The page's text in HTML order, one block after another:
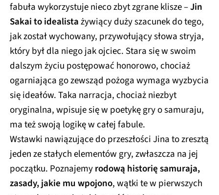
fabuła wykorzystuje nieco zbyt zgrane klisze –Jin
Sakai to idealistażywiący duży szacunek do tego,
jak został wychowany, przywołujący słowa stryja,
który był dla niego jak ojciec. Stara się w swoim
dalszym życiu postępować honorowo, chociaż
ogarniająca go zewsząd pożoga wymaga wyzbycia
się ideałów. Taka narracja, chociaż niezbyt
oryginalna, wpisuje się w poetykę gry o samuraju,
ma też swoją logikę w całej fabule.
Wstawki nawiązujące do przeszłości Jina to zresztą
jeden ze stałych elementów gry, zwłaszcza na jej
początku. Poznajemyrodową historię samuraja,
zasady, jakie mu wpojono, wątki te w pierwszych